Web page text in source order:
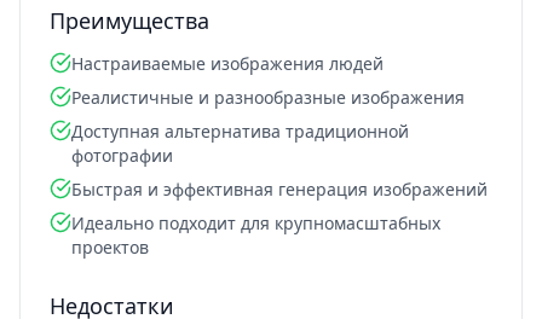
Преимущества
Настраиваемые изображения людей
Реалистичные и разнообразные изображения
Доступная альтернатива традиционной
фотографии
Быстрая и эффективная генерация изображений
Идеально подходит для крупномасштабных
проектов
Недостатки